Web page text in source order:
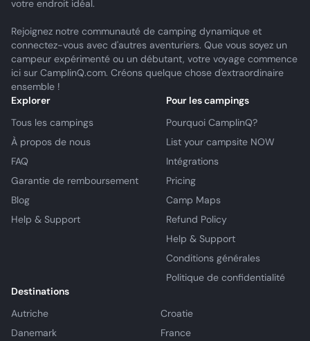
votre endroit idéal.
Rejoignez notre communauté de camping dynamique et
connectez-vous avec d'autres aventuriers. Que vous soyez un
campeur expérimenté ou un débutant, votre voyage commence
ici sur CamplinQ.com. Créons quelque chose d'extraordinaire
ensemble !
Explorer
Tous les campings
À propos de nous
FAQ
Garantie de remboursement
Blog
Help & Support
Pour les campings
Pourquoi CamplinQ?
List your campsite NOW
Intégrations
Pricing
Camp Maps
Refund Policy
Help & Support
Conditions générales
Politique de confidentialité
Destinations
Autriche
Croatie
Danemark
France